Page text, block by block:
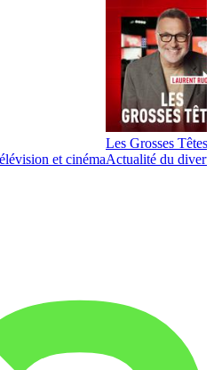
et cinéma
Les Grosses Têtes
Actualité du